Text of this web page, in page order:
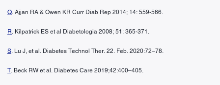
Q. Ajjan RA & Owen KR Curr Diab Rep 2014; 14: 559-566.
R. Kilpatrick ES et al Diabetologia 2008; 51: 365-371.
S. Lu J, et al. Diabetes Technol Ther. 22. Feb. 2020:72–78.
T. Beck RW et al. Diabetes Care 2019;42:400–405.